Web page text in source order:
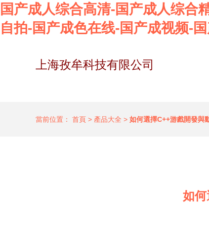
国产成人综合高清-国产成人综合
自拍-国产成色在线-国产成视频-
上海孜牟科技有限公司
當前位置： 首頁 > 產品大全 > 如何選擇C++游戲開發與
如